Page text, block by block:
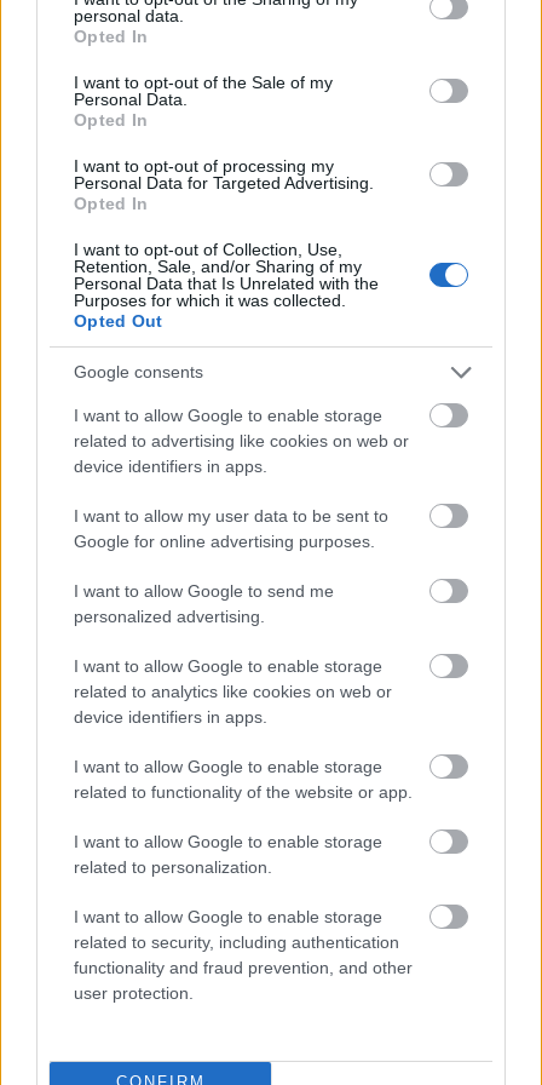
grant or deny consent to Google and its third-party tags to
use your data for below specified purposes in below Google
consent section.
personal data.
Opted In
I want to opt-out of the Sale of my
Personal Data.
Opted In
I want to opt-out of processing my
Personal Data for Targeted Advertising.
Opted In
I want to opt-out of Collection, Use,
Retention, Sale, and/or Sharing of my
Personal Data that Is Unrelated with the
Purposes for which it was collected.
Opted Out
Google consents
I want to allow Google to enable storage
related to advertising like cookies on web or
device identifiers in apps.
I want to allow my user data to be sent to
Google for online advertising purposes.
I want to allow Google to send me
personalized advertising.
I want to allow Google to enable storage
related to analytics like cookies on web or
device identifiers in apps.
I want to allow Google to enable storage
related to functionality of the website or app.
I want to allow Google to enable storage
related to personalization.
I want to allow Google to enable storage
related to security, including authentication
functionality and fraud prevention, and other
user protection.
Forrás: Hirado.hu
USA Zene Gyász Folk
„AZ EMBERT EMBERRÉ TETTE…” – VASÁRNAP
ZÁRT A DOMBOS FEST
„NEM TÖBB EZER EMBERRE UTAZUNK, HANEM
EGY VÁLOGATOTT TÁRSASÁGRA”